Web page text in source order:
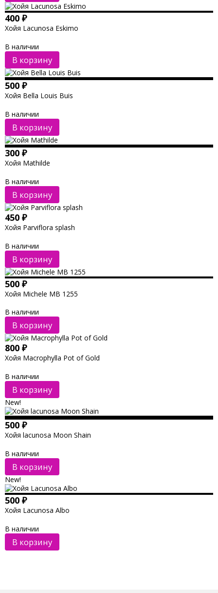
400 ₽
Хойя Lacunosa Eskimo
В наличии
В корзину
500 ₽
Хойя Bella Louis Buis
В наличии
В корзину
300 ₽
Хойя Mathilde
В наличии
В корзину
450 ₽
Хойя Parviflora splash
В наличии
В корзину
500 ₽
Хойя Michele MB 1255
В наличии
В корзину
800 ₽
Хойя Macrophylla Pot of Gold
В наличии
В корзину
New!
500 ₽
Хойя lacunosa Moon Shain
В наличии
В корзину
New!
500 ₽
Хойя Lacunosa Albo
В наличии
В корзину